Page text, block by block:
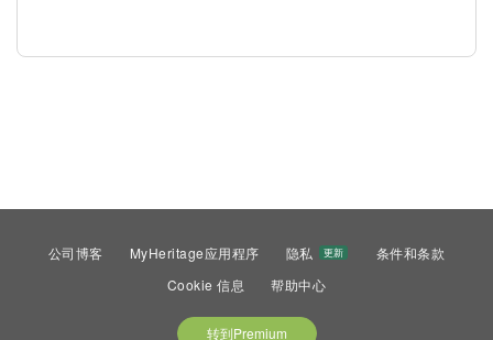
公司博客 MyHeritage应用程序 隐私 更新
条件和条款
Cookie 信息
帮助中心
转到Premium